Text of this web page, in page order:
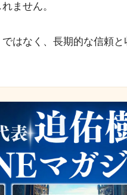
ません。
はなく、長期的な信頼